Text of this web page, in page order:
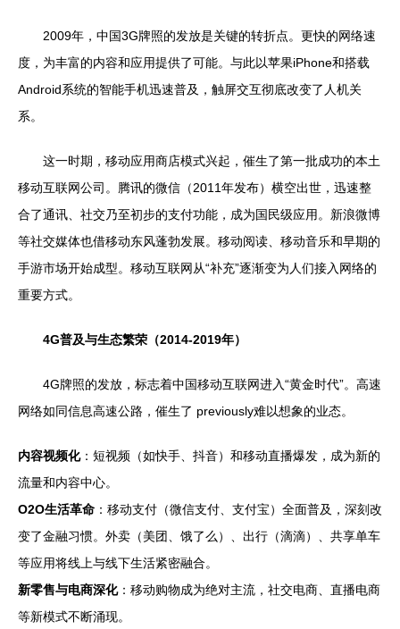
2009年，中国3G牌照的发放是关键的转折点。更快的网络速
度，为丰富的内容和应用提供了可能。与此以苹果iPhone和搭载
Android系统的智能手机迅速普及，触屏交互彻底改变了人机关
系。
这一时期，移动应用商店模式兴起，催生了第一批成功的本土
移动互联网公司。腾讯的微信（2011年发布）横空出世，迅速整
合了通讯、社交乃至初步的支付功能，成为国民级应用。新浪微博
等社交媒体也借移动东风蓬勃发展。移动阅读、移动音乐和早期的
手游市场开始成型。移动互联网从“补充”逐渐变为人们接入网络的
重要方式。
4G普及与生态繁荣（2014-2019年）
4G牌照的发放，标志着中国移动互联网进入“黄金时代”。高速
网络如同信息高速公路，催生了 previously难以想象的业态。
内容视频化：短视频（如快手、抖音）和移动直播爆发，成为新的
流量和内容中心。
O2O生活革命 ：移动支付（微信支付、支付宝）全面普及，深刻改
变了金融习惯。外卖（美团、饿了么）、出行（滴滴）、共享单车
等应用将线上与线下生活紧密融合。
新零售与电商深化：移动购物成为绝对主流，社交电商、直播电商
等新模式不断涌现。